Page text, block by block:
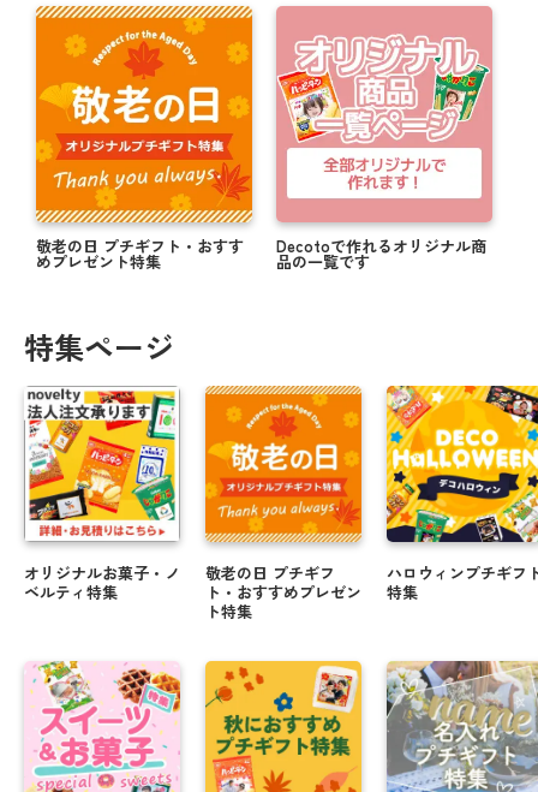
敬老の日 プチギフト・おすす
めプレゼント特集
Decotoで作れるオリジナル商
品の一覧です
特集ページ
オリジナルお菓子・ノ
ベルティ特集
敬老の日 プチギフ
ト・おすすめプレゼン
ト特集
ハロウィンプチギフ
特集